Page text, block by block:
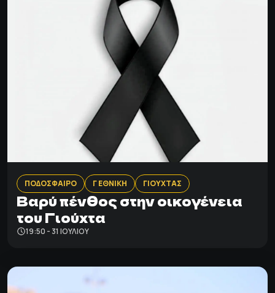
ΠΟΔΟΣΦΑΙΡΟ Γ ΕΘΝΙΚΗ ΓΙΟΥΧΤΑΣ
Βαρύ πένθος στην οικογένεια
του Γιούχτα
19:50 - 31 ΙΟΥΛΊΟΥ